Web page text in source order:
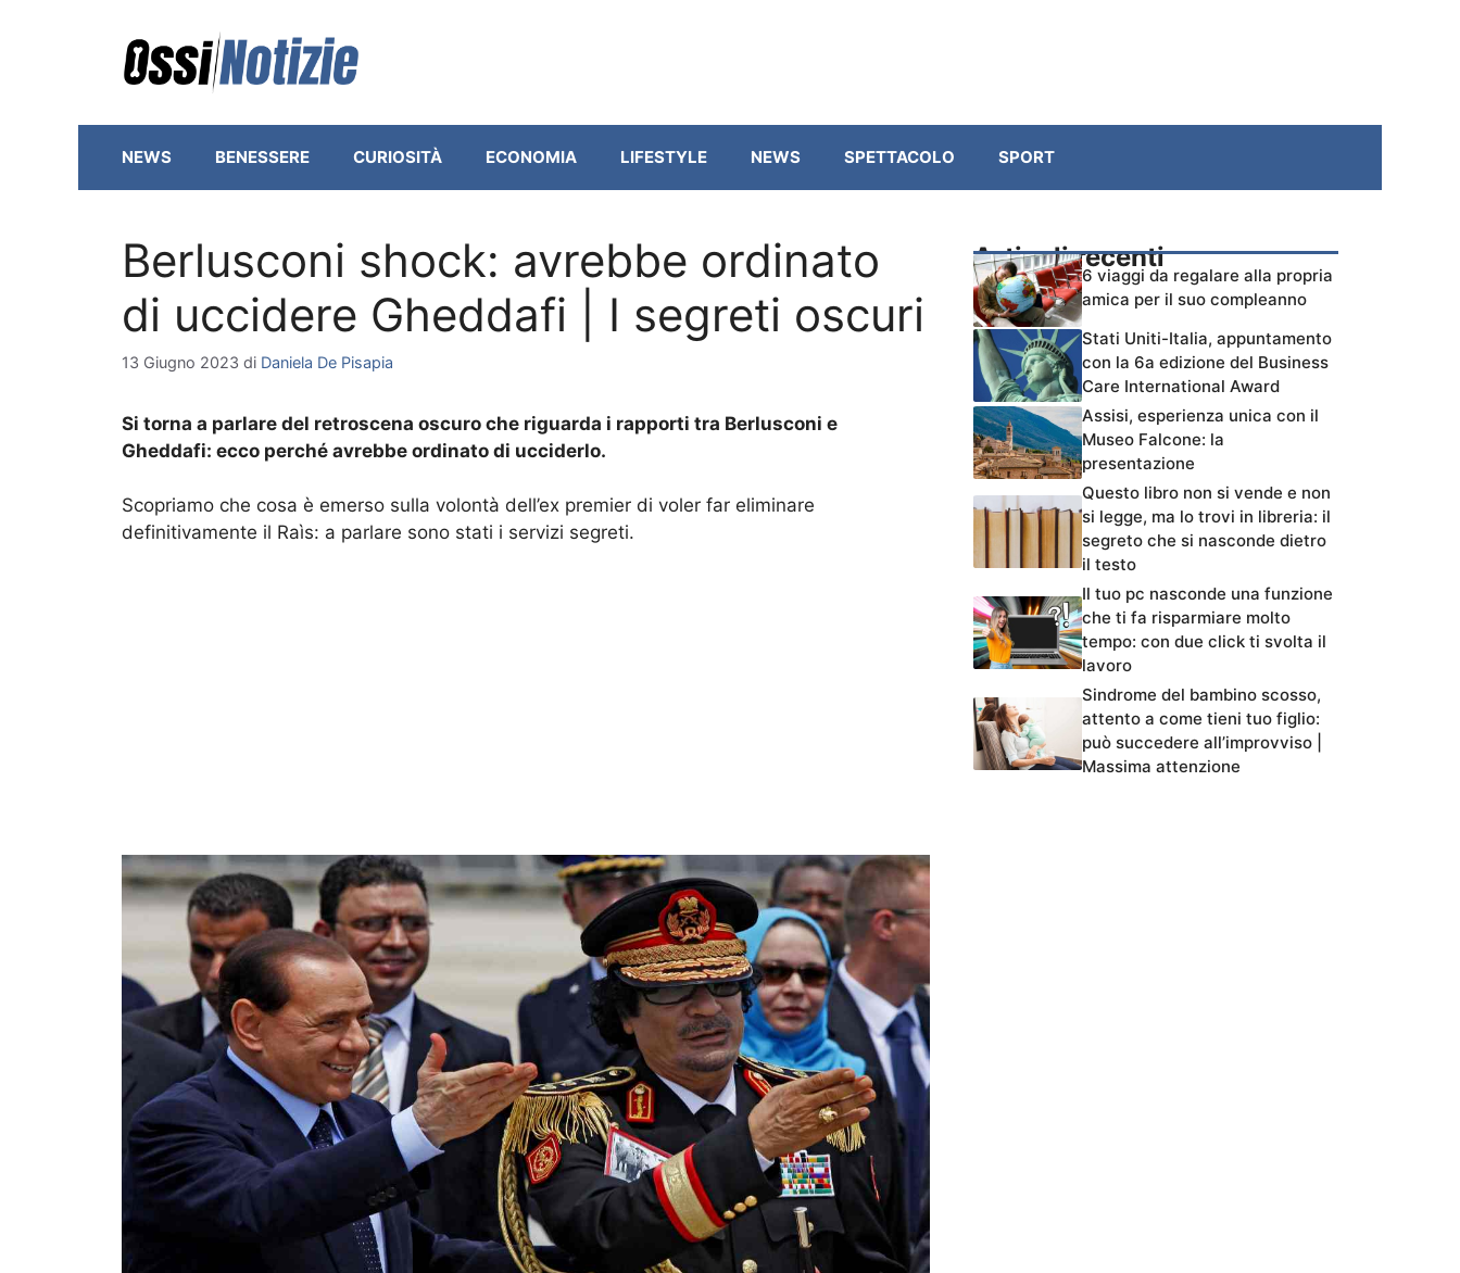
NEWS BENESSERE CURIOSITÀ ECONOMIA LIFESTYLE NEWS SPETTACOLO SPORT
Berlusconi shock: avrebbe ordinato
di uccidere Gheddafi | I segreti oscuri
13 Giugno 2023 di Daniela De Pisapia
Si torna a parlare del retroscena oscuro che riguarda i rapporti tra Berlusconi e
Gheddafi: ecco perché avrebbe ordinato di ucciderlo.
Scopriamo che cosa è emerso sulla volontà dell’ex premier di voler far eliminare
definitivamente il Raìs: a parlare sono stati i servizi segreti.
Articoli recenti
6 viaggi da regalare alla propria
amica per il suo compleanno
Stati Uniti-Italia, appuntamento
con la 6a edizione del Business
Care International Award
Assisi, esperienza unica con il
Museo Falcone: la
presentazione
Questo libro non si vende e non
si legge, ma lo trovi in libreria: il
segreto che si nasconde dietro
il testo
Il tuo pc nasconde una funzione
che ti fa risparmiare molto
tempo: con due click ti svolta il
lavoro
Sindrome del bambino scosso,
attento a come tieni tuo figlio:
può succedere all’improvviso |
Massima attenzione